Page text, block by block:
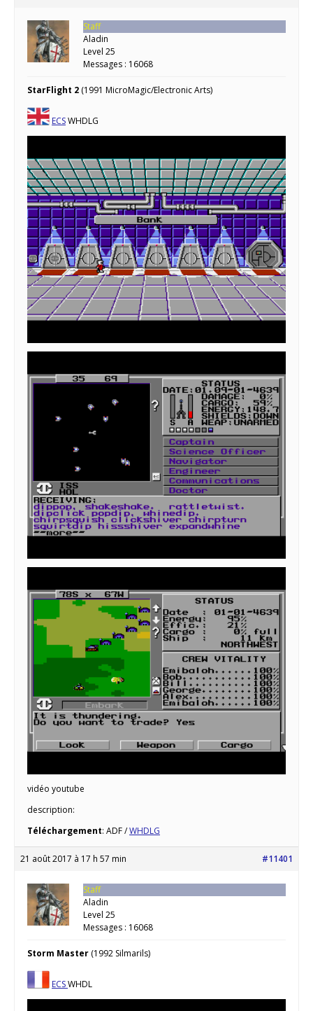
Staff
Aladin
Level 25
Messages : 16068
StarFlight 2 (1991 MicroMagic/Electronic Arts)
ECSWHDLG
vidéo youtube
description:
Téléchargement: ADF /WHDLG
21 août 2017 à 17 h 57 min #11401
Staff
Aladin
Level 25
Messages : 16068
Storm Master (1992 Silmarils)
ECSWHDL